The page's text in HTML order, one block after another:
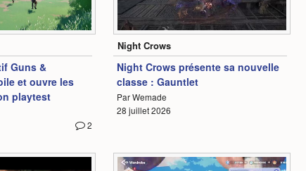
1:14
Guns &
et ouvre les
playtest
2
0:56
Night Crows
Night Crows présente sa nouvelle
classe : Gauntlet
Par Wemade
28 juillet 2026